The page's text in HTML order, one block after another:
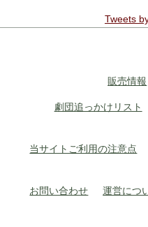
Tweets
販売情報
劇団追っかけリスト
当サイトご利用の注意点
お問い合わせ 運営につ